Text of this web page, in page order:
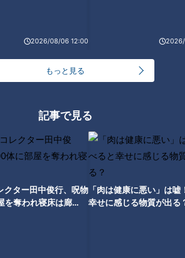
2026/08/06 12:00
もっと見る
記事で見る
クター田中俊行、呪物
を奪われ寝床は廊
「肉は健康に悪い」は嘘
幸せに感じる物質が出る
人が片付ける
期です」
やすい時期」
切るのがいいんですけど。残ったものはす